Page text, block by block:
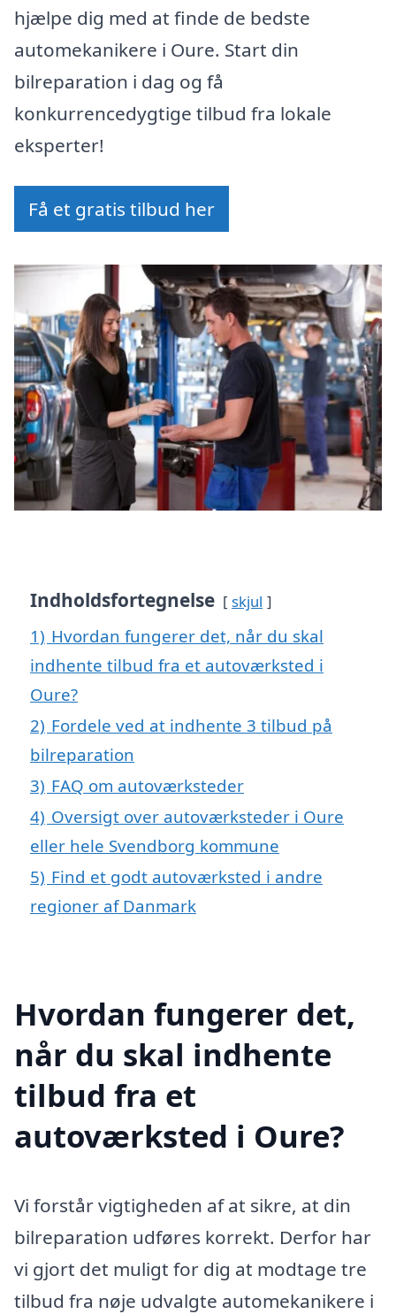
hjælpe dig med at finde de bedste
automekanikere i Oure. Start din
bilreparation i dag og få
konkurrencedygtige tilbud fra lokale
eksperter!
Få et gratis tilbud her
Indholdsfortegnelse skjul
1) Hvordan fungerer det, når du skal
indhente tilbud fra et autoværksted i
Oure?
2) Fordele ved at indhente 3 tilbud på
bilreparation
3) FAQ om autoværksteder
4) Oversigt over autoværksteder i Oure
eller hele Svendborg kommune
5) Find et godt autoværksted i andre
regioner af Danmark
Hvordan fungerer det,
når du skal indhente
tilbud fra et
autoværksted i Oure?
Vi forstår vigtigheden af at sikre, at din
bilreparation udføres korrekt. Derfor har
vi gjort det muligt for dig at modtage tre
tilbud fra nøje udvalgte automekanikere i